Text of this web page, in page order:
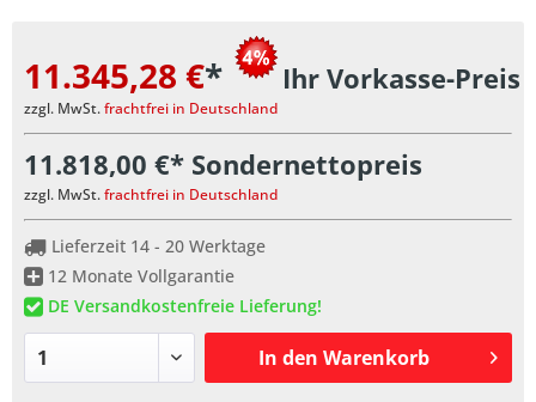
11.345,28 €* Ihr Vorkasse-Preis
zzgl. MwSt.frachtfrei in Deutschland
11.818,00 €* Sondernettopreis
zzgl. MwSt.frachtfrei in Deutschland
Lieferzeit 14 - 20 Werktage
12 Monate Vollgarantie
DE Versandkostenfreie Lieferung!
In den Warenkorb